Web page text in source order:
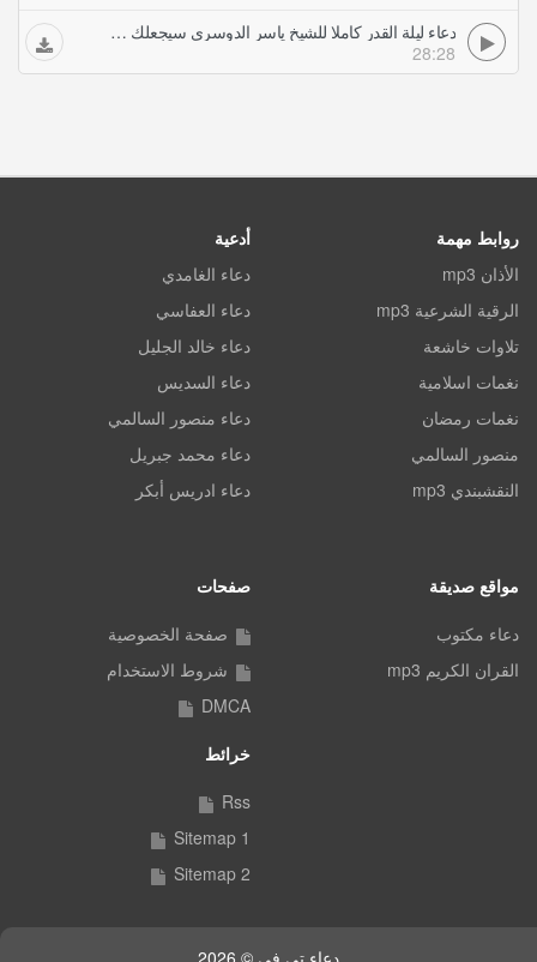
دعاء ليلة القدر كاملا للشيخ ياسر الدوسرى سيجعلك تبكى
28:28
روابط مهمة
الأذان mp3
الرقية الشرعية mp3
تلاوات خاشعة
نغمات اسلامية
نغمات رمضان
منصور السالمي
النقشبندي mp3
أدعية
دعاء الغامدي
دعاء العفاسي
دعاء خالد الجليل
دعاء السديس
دعاء منصور السالمي
دعاء محمد جبريل
دعاء ادريس أبكر
مواقع صديقة
دعاء مكتوب
القران الكريم mp3
صفحات
صفحة الخصوصية
شروط الاستخدام
DMCA
خرائط
Rss
Sitemap 1
Sitemap 2